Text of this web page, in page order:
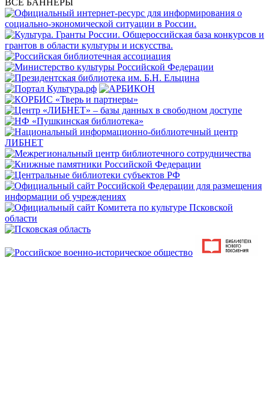
ВСЕ БАННЕРЫ